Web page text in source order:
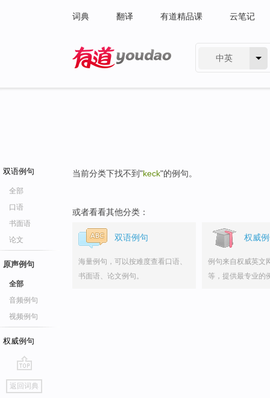
词典 翻译 有道精品课 云笔记
中英
双语例句
全部
口语
书面语
论文
原声例句
全部
音频例句
视频例句
权威例句
go
top
返回词典
当前分类下找不到"keck"的例句。
或者看看其他分类：
双语例句
海量例句，可以按难度查看口语、
书面语、论文例句。
权威
例句来自权威英文
等，提供最专业的